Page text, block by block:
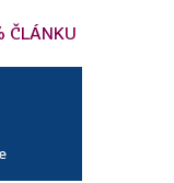
ČLÁNKU